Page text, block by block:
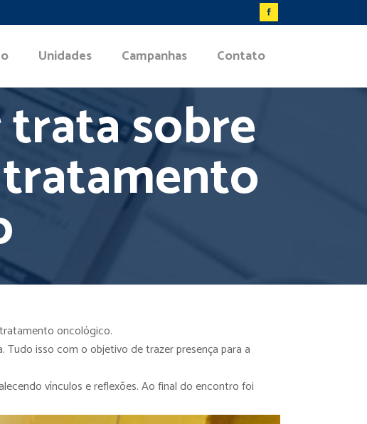
Unidades Campanhas Contato
sobre
oncológico.
isso com o objetivo de trazer presença para a
vínculos e reflexões. Ao final do encontro foi